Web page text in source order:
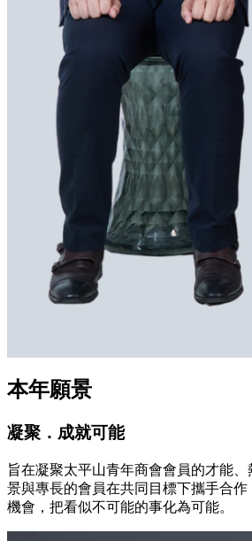
本年願景
凝聚．成就可能
旨在凝聚太平山青年商會會員的才能
景與專長的會員在共同目標下攜手合
機會，把看似不可能的事化為可能。